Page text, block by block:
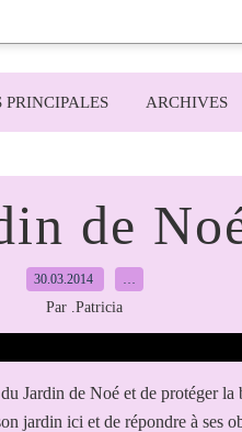
PRINCIPALES ARCHIVES
de
30.03.2014 …
Par .Patricia
Jardin de Noé et de protéger
jardin ici et de répondre à ses